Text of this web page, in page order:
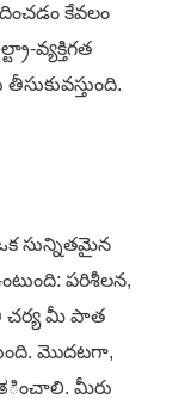
కేవలం
వ్యక్తిగత
సున్నితమైన
పరిశీలన,
చర్య మీ పాత
మొదటగా,
మీరు